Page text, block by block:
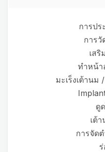
การปร
การ
เส
ทำหน้า
มะเร็งเต้าน
ดู
เต้
การจัด